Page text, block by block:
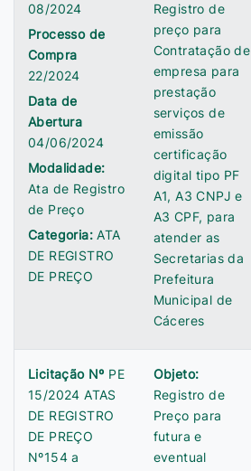
08/2024
Processo de
Compra
22/2024
Data de
Abertura
04/06/2024
Modalidade:
Ata de Registro
de Preço
Categoria:ATA
DE REGISTRO
DE PREÇO
Registro de
preço para
Contratação de
empresa para
prestação
serviços de
emissão
certificação
digital tipo PF
A1, A3 CNPJ e
A3 CPF, para
atender as
Secretarias da
Prefeitura
Municipal de
Cáceres
Licitação Nº PE
15/2024 ATAS
DE REGISTRO
DE PREÇO
Nº154 a
Objeto:
Registro de
Preço para
futura e
eventual